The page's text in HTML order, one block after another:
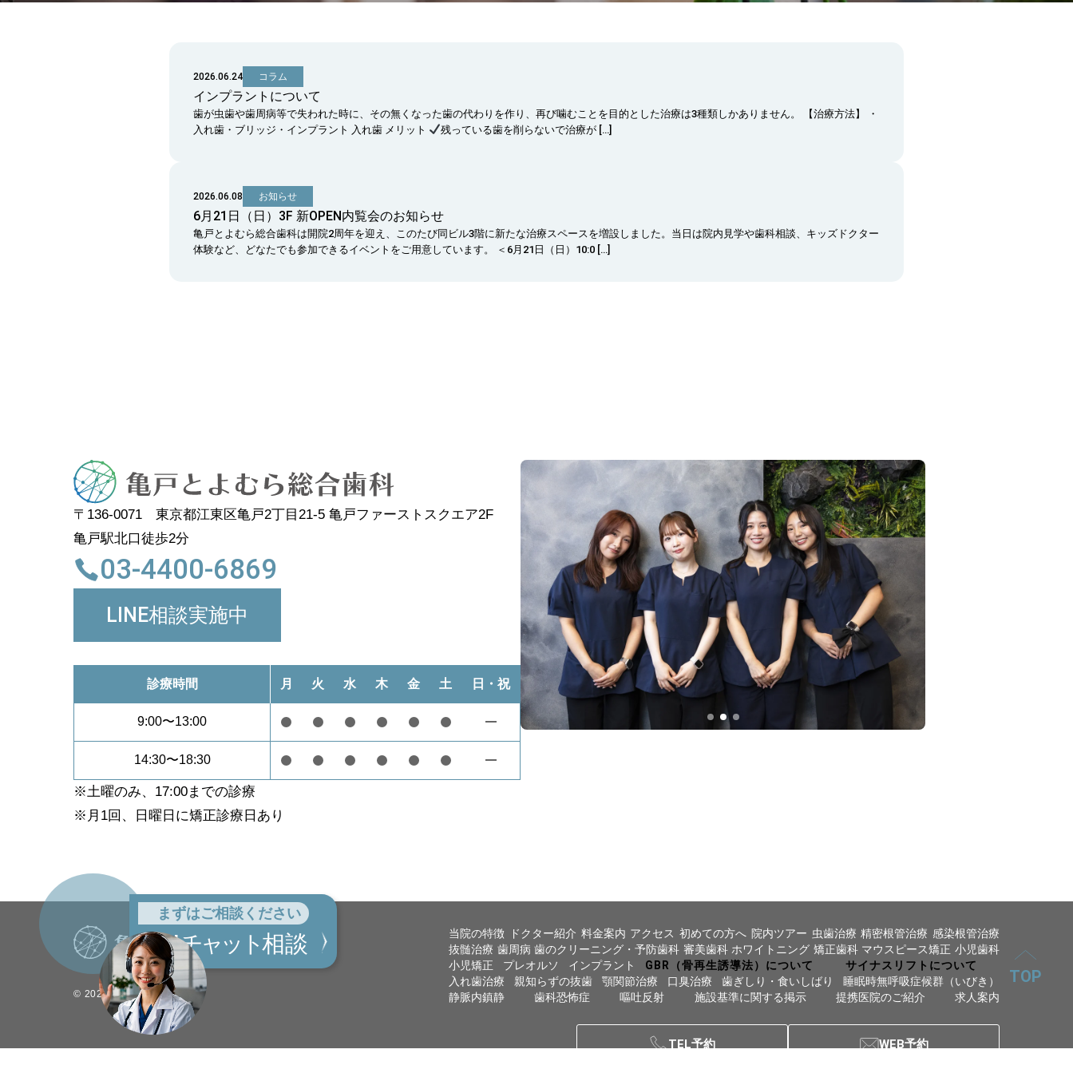
2026.06.24 コラム
インプラントについて
歯が虫歯や歯周病等で失われた時に、その無くなった歯の代わりを作り、再び噛むことを目的とした治療は3種類しかありません。 【治療方法】 ・
入れ歯・ブリッジ・インプラント 入れ歯 メリット
残っている歯を削らないで治療が […]
2026.06.08 お知らせ
6月21日（日）3F 新OPEN内覧会のお知らせ
亀戸とよむら総合歯科は開院2周年を迎え、このたび同ビル3階に新たな治療スペースを増設しました。当日は院内見学や歯科相談、キッズドクター
体験など、どなたでも参加できるイベントをご用意しています。 ＜6月21日（日）10:0 […]
〒136-0071 東京都江東区亀戸2丁目21-5 亀戸ファーストスクエア2F
亀戸駅北口徒歩2分
03-4400-6869
LINE相談実施中
診療時間 月 火 水 木 金 土 日・祝
9:00〜13:00
14:30〜18:30
※土曜のみ、17:00までの診療
※月1回、日曜日に矯正診療日あり
©︎ 2026 All rights reserved.
当院の特徴 ドクター紹介 料金案内 アクセス 初めての方へ 院内ツアー 虫歯治療 精密根管治療 感染根管治療
抜髄治療 歯周病 歯のクリーニング・予防歯科 審美歯科 ホワイトニング 矯正歯科 マウスピース矯正 小児歯科
小児矯正
プレオルソ インプラント GBR（骨再生誘導法）について
サイナスリフトについて
入れ歯治療
親知らずの抜歯 顎関節治療 口臭治療 歯ぎしり・食いしばり
睡眠時無呼吸症候群（いびき）
静脈内鎮静
歯科恐怖症 嘔吐反射 施設基準に関する掲示 提携医院のご紹介 求人案内
TEL予約 WEB予約
TOP
まずはご相談ください
AIチャット相談